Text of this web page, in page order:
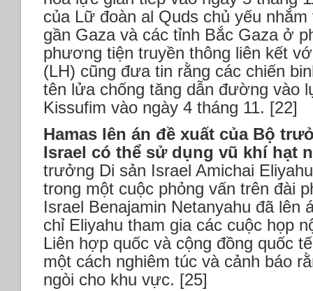
của Lữ đoàn al Quds chủ yếu
gần Gaza và các tỉnh Bắc Gaza ở
phương tiện truyền thông liên kết
(LH) cũng đưa tin rằng các chiến
tên lửa chống tăng dẫn đường vào
Kissufim vào ngày 4 tháng 11. [22]
Hamas lên án đề xuất của Bộ
Israel có thể sử dụng vũ khí hạt
trưởng Di sản Israel Amichai
trong một cuộc phỏng vấn trên đài
Israel Benajamin Netanyahu đã lên
chỉ Eliyahu tham gia các cuộc họp
Liên hợp quốc và cộng đồng quốc
một cách nghiêm túc và cảnh báo
ngòi cho khu vực. [25]